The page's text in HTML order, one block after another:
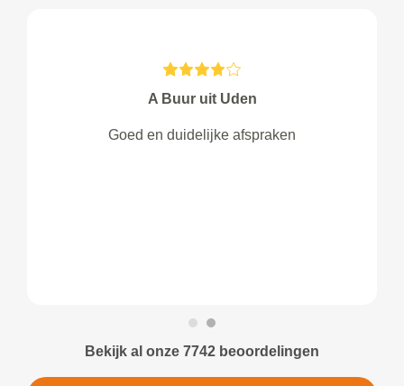
A Buur uit Uden
Goed en duidelijke afspraken
Bekijk al onze 7742 beoordelingen